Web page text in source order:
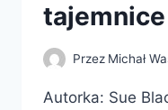
Przez Michał
Autorka: Sue